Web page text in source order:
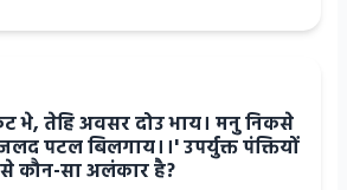
भे, तेहि अवसर दोउ भाय। मनु निकसे
पटल बिलगाय।।' उपर्युक्त पंक्तियों
से कौन-सा अलंकार है?